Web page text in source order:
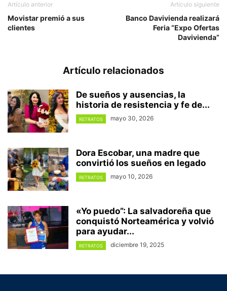
Artículo anterior
Movistar premió a sus
clientes
Artículo siguiente
Banco Davivienda realizará
Feria “Expo Ofertas
Davivienda”
Artículo relacionados
De sueños y ausencias, la
historia de resistencia y fe de...
RETRATOS mayo 30, 2026
Dora Escobar, una madre que
convirtió los sueños en legado
RETRATOS mayo 10, 2026
«Yo puedo”: La salvadoreña que
conquistó Norteamérica y volvió
para ayudar...
RETRATOS diciembre 19, 2025